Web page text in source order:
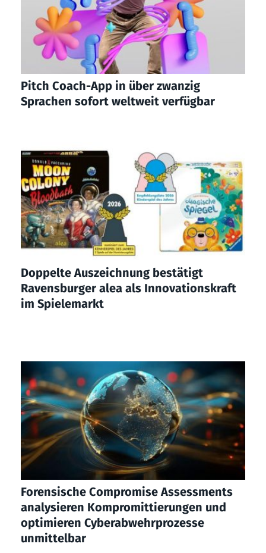
Pitch Coach-App in über zwanzig
Sprachen sofort weltweit verfügbar
Doppelte Auszeichnung bestätigt
Ravensburger alea als Innovationskraft
im Spielemarkt
Forensische Compromise Assessments
analysieren Kompromittierungen und
optimieren Cyberabwehrprozesse
unmittelbar